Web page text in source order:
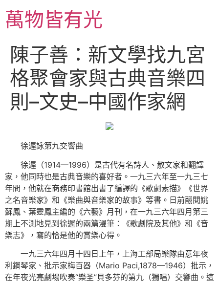
主萬物皆有光
陳子善：新文學找九宮
格聚會家與古典音樂四
則–文史–中國作家網
徐遲詠第九交響曲
徐遲（1914—1996）是古代有名詩人、散文家和翻譯
家，他同時也是古典音樂的喜好者。一九三六年至一九三七
年間，他就在商務印書館出書了編譯的《歌劇素描》《世界
之名音樂家》和《樂曲與音樂家的故事》等書。日前翻閱姚
蘇鳳、葉靈鳳主編的《六藝》月刊，在一九三六年四月第三
期上不測地見到徐遲的兩篇漫筆：《歌劇院及其他》和《音
樂志》，寫的恰是他的賞樂心得。
一九三六年四月十四日上午，上海工部局樂隊由意年夜
利鋼琴家、批示家梅百器（Mario Paci,1878—1946）批示，
在年夜光亮劇場吹奏“樂圣”貝多芬的第九（獨唱）交響曲。這